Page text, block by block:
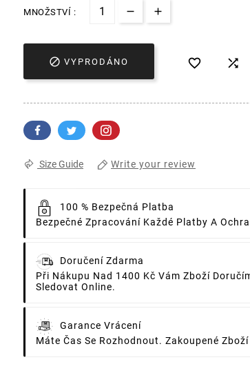
MNOŽSTVÍ :
 VYPRODÁNO  
Size Guide Write your review
100 % Bezpečná Platba
Bezpečné Zpracování Každé Platby A
Doručení Zdarma
Při Nákupu Nad 1400 Kč Vám Zboží
Sledovat Online.
Garance Vrácení
Máte Čas Se Rozhodnout. Zakoupené